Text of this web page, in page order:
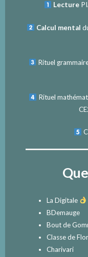
Lecture
Calcul mental
Rituel
Rituel
La Digitale
BDemauge
Bout de
Classe de
Charivari